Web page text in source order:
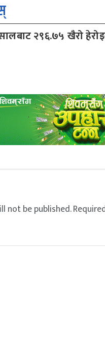
२९६.७५ खैरो
not be published.